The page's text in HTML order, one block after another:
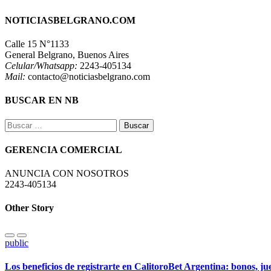
NOTICIASBELGRANO.COM
Calle 15 N°1133
General Belgrano, Buenos Aires
Celular/Whatsapp: 2243-405134
Mail: contacto@noticiasbelgrano.com
BUSCAR EN NB
Buscar:
GERENCIA COMERCIAL
ANUNCIA CON NOSOTROS
2243-405134
Other Story
public
Los beneficios de registrarte en CalitoroBet Argentina: bonos,